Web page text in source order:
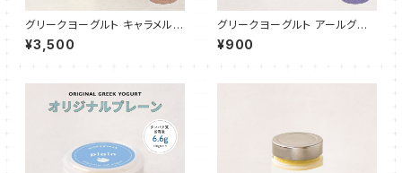
グリークヨーグルト キャラメルビ
スケット 500g
¥3,500
グリークヨーグルト アールグレ
イ 100g
¥900